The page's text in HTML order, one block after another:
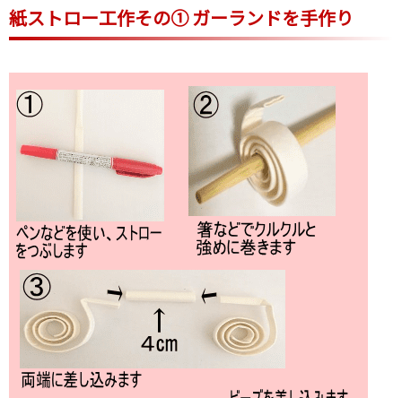
紙ストロー工作その① ガーランドを手作り